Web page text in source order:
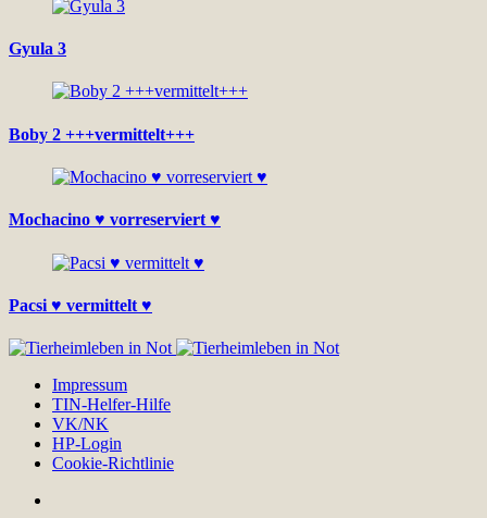
Gyula 3
Boby 2 +++vermittelt+++
Mochacino ♥ vorreserviert ♥
Pacsi ♥ vermittelt ♥
Impressum
TIN-Helfer-Hilfe
VK/NK
HP-Login
Cookie-Richtlinie